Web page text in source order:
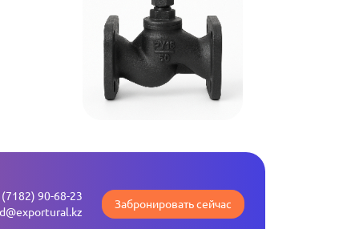
90-68-23
Забронировать сейчас